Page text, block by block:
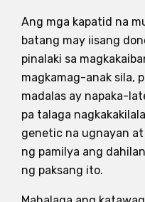
Ang mga kapatid na
batang may iisang
pinalaki sa
magkamag-anak sila,
madalas ay napaka-
pa talaga
genetic na ugnayan
ng pamilya ang
ng paksang ito.